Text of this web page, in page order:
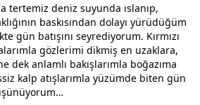
tertemiz deniz suyunda ıslanıp,
baskısından dolayı yürüdüğüm
gün batışını seyrediyorum. Kırmızı
larımla gözlerimi dikmiş en uzaklara,
anlamlı bakışlarımla boğazıma
kalp atışlarımla yüzümde biten gün